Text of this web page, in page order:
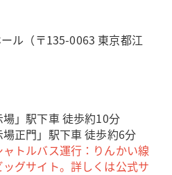
ル（〒135-0063 東京都江
」駅下車 徒歩約10分
正門」駅下車 徒歩約6分
トルバス運行：りんかい線
グサイト。詳しくは公式サ